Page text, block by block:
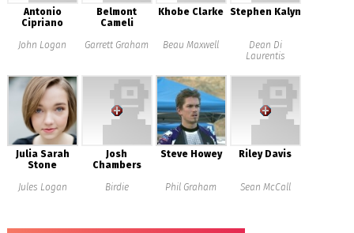
Antonio
Cipriano
John Logan
Belmont
Cameli
Garrett Graham
Khobe Clarke
Beau Maxwell
Stephen Kalyn
Dean Di
Laurentis
Julia Sarah
Stone
Jules Logan
Josh
Chambers
Birdie
Steve Howey
Phil Graham
Riley Davis
Sean McCall